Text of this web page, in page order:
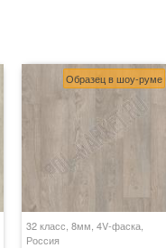
Образец в шоу-руме
32 класс, 8мм, 4V-фаска,
Россия